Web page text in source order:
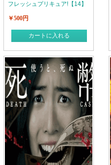
フレッシュプリキュア!【14】
￥500円
カートに入れる